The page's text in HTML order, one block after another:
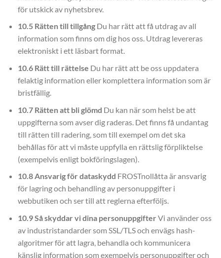
för utskick av nyhetsbrev.
10.5 Rätten till tillgångDu har rätt att få utdrag av all
information som finns om dig hos oss. Utdrag levereras
elektroniskt i ett läsbart format.
10.6 Rätt till rättelse Du har rätt att be oss uppdatera
felaktig information eller komplettera information som är
bristfällig.
10.7 Rätten att bli glömd Du kan när som helst be att
uppgifterna som avser dig raderas. Det finns få undantag
till rätten till radering, som till exempel om det ska
behållas för att vi måste uppfylla en rättslig förpliktelse
(exempelvis enligt bokföringslagen).
10.8 Ansvarig för dataskydd FROSTnollåtta är ansvarig
för lagring och behandling av personuppgifter i
webbutiken och ser till att reglerna efterföljs.
10.9 Så skyddar vi dina personuppgifter Vi använder oss
av industristandarder som SSL/TLS och envägs hash-
algoritmer för att lagra, behandla och kommunicera
känslig information som exempelvis personuppgifter och